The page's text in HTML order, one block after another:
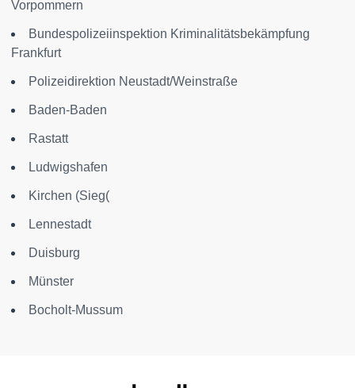
Vorpommern
Bundespolizeiinspektion Kriminalitätsbekämpfung
Frankfurt
Polizeidirektion Neustadt/Weinstraße
Baden-Baden
Rastatt
Ludwigshafen
Kirchen (Sieg(
Lennestadt
Duisburg
Münster
Bocholt-Mussum